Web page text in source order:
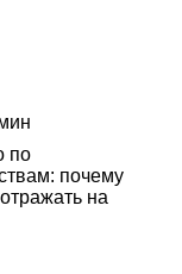
по
почему
на